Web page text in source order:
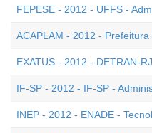
FEPESE - 2012 - UFFS -
ACAPLAM - 2012 -
EXATUS - 2012 - DETRAN-
IF-SP - 2012 - IF-SP -
INEP - 2012 - ENADE -